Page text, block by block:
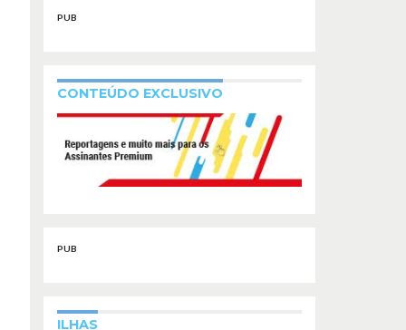
PUB
CONTEÚDO EXCLUSIVO
PUB
ILHAS